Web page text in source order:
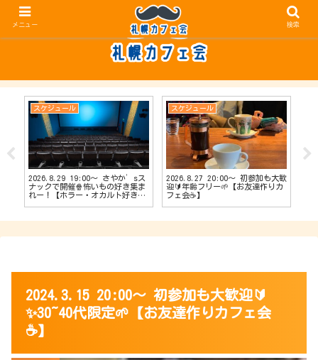
スケジュール
2026.8.29 19:00〜 さやか’sス
ナックで開催🍿怖いもの好き集ま
れー！【ホラー・オカルト好きカ
スケジュール
2026.8.27 20:00〜 初参加も大歓
迎🔰年齢フリー🌱【お友達作りカ
フェ会☕️】
2024.3.15 20:00〜 初参加も大歓迎🔰
✨30~40代限定🌱【お友達作りカフェ会
☕️】
メニュー 検索